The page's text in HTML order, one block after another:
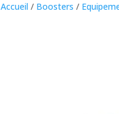
Accueil / Boosters /